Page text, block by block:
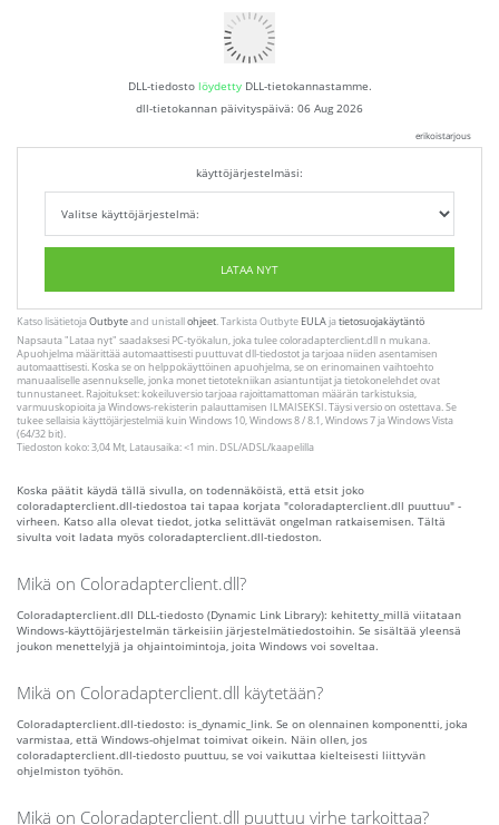
DLL-tiedosto löydettyDLL-tietokannastamme.
dll-tietokannan päivityspäivä: 06 Aug 2026
erikoistarjous
käyttöjärjestelmäsi:
LATAA NYT
Katso lisätietojaOutbyteand unistallohjeet. Tarkista Outbyte EULAjatietosuojakäytäntö
Napsauta"Lataa nyt" saadaksesi PC-työkalun, joka tulee coloradapterclient.dll n mukana.
Apuohjelma määrittää automaattisesti puuttuvat dll-tiedostot ja tarjoaa niiden asentamisen
automaattisesti. Koska se on helppokäyttöinen apuohjelma, se on erinomainen vaihtoehto
manuaaliselle asennukselle, jonka monet tietotekniikan asiantuntijat ja tietokonelehdet ovat
tunnustaneet. Rajoitukset: kokeiluversio tarjoaa rajoittamattoman määrän tarkistuksia,
varmuuskopioita ja Windows-rekisterin palauttamisen ILMAISEKSI. Täysi versio on ostettava. Se
tukee sellaisia ​​käyttöjärjestelmiä kuin Windows 10, Windows 8 / 8.1, Windows 7 ja Windows Vista
(64/32 bit).
Tiedoston koko: 3,04 Mt, Latausaika: <1 min. DSL/ADSL/kaapelilla
Koska päätit käydä tällä sivulla, on todennäköistä, että etsit joko
coloradapterclient.dll-tiedostoa tai tapaa korjata "coloradapterclient.dll puuttuu" -
virheen. Katso alla olevat tiedot, jotka selittävät ongelman ratkaisemisen. Tältä
sivulta voit ladata myös coloradapterclient.dll-tiedoston.
Mikä on Coloradapterclient.dll?
Coloradapterclient.dll DLL-tiedosto (Dynamic Link Library): kehitetty_millä viitataan
Windows-käyttöjärjestelmän tärkeisiin järjestelmätiedostoihin. Se sisältää yleensä
joukon menettelyjä ja ohjaintoimintoja, joita Windows voi soveltaa.
Mikä on Coloradapterclient.dll käytetään?
Coloradapterclient.dll-tiedosto: is_dynamic_link. Se on olennainen komponentti, joka
varmistaa, että Windows-ohjelmat toimivat oikein. Näin ollen, jos
coloradapterclient.dll-tiedosto puuttuu, se voi vaikuttaa kielteisesti liittyvän
ohjelmiston työhön.
Mikä on Coloradapterclient.dll puuttuu virhe tarkoittaa?